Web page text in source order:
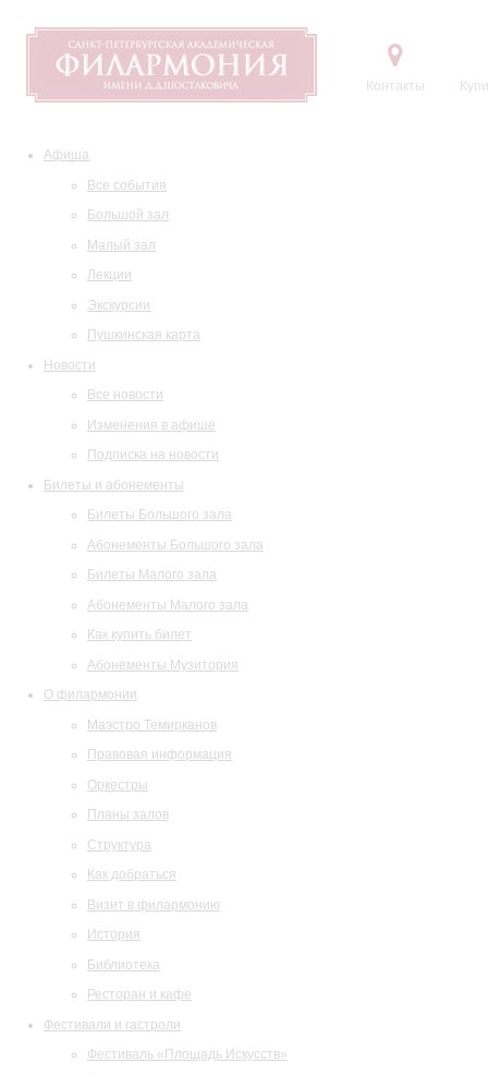
Контакты
Афиша
Все события
Большой зал
Малый зал
Лекции
Экскурсии
Пушкинская карта
Новости
Все новости
Изменения в афише
Подписка на новости
Билеты и абонементы
Билеты Большого зала
Абонементы Большого зала
Билеты Малого зала
Абонементы Малого зала
Как купить билет
Абонементы Музитория
О филармонии
Маэстро Темирканов
Правовая информация
Оркестры
Планы залов
Структура
Как добраться
Визит в филармонию
История
Библиотека
Ресторан и кафе
Фестивали и гастроли
Фестиваль «Площадь Искусств»